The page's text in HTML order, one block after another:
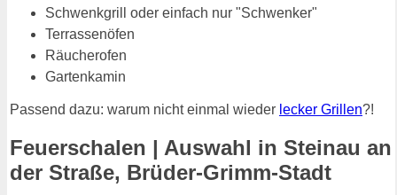
Schwenkgrill oder einfach nur "Schwenker"
Terrassenöfen
Räucherofen
Gartenkamin
Passend dazu: warum nicht einmal wieder lecker Grillen?!
Feuerschalen | Auswahl in Steinau an
der Straße, Brüder-Grimm-Stadt